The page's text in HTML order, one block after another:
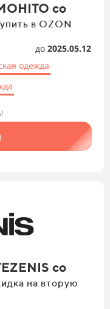
со
в OZON
до 2025.05.12
одежда
со
на вторую